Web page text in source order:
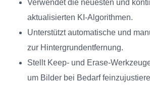
Verwendet die neuesten und
aktualisierten KI‑Algorithmen.
Unterstützt automatische und
zur Hintergrundentfernung.
Stellt Keep- und
um Bilder bei Bedarf